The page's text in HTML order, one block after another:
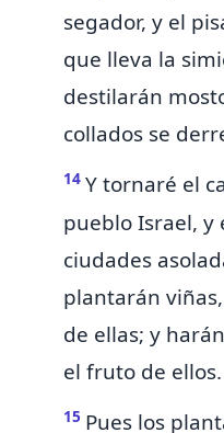
segador, y el
que lleva la
destilarán
collados se
14 Y tornaré el
pueblo Israel, y
ciudades
plantarán
de ellas; y
el fruto de ellos.
15 Pues los